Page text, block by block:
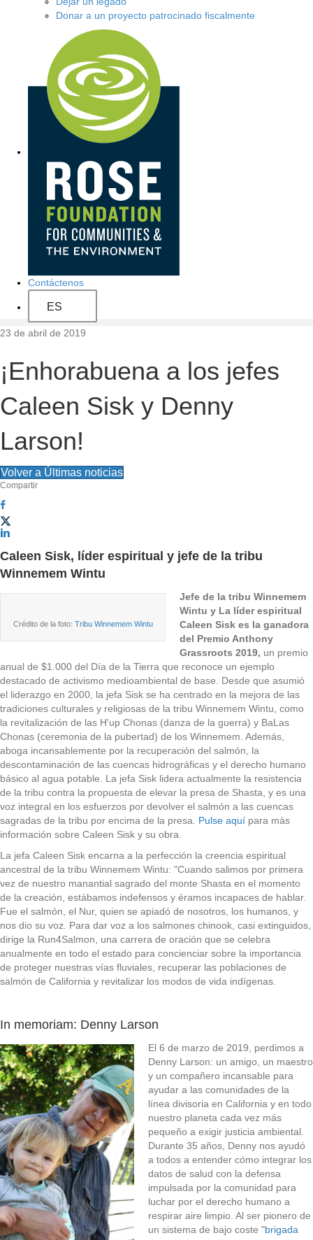
Donar a un proyecto patrocinado fiscalmente
d
e
l
i
t
i
o
Contáctenos
ES
23 de abril de 2019
¡Enhorabuena a los jefes
Caleen Sisk y Denny
Larson!
Volver a Últimas noticias
Compartir
Caleen Sisk, líder espiritual y jefe de la tribu
Winnemem Wintu
Crédito de la foto: Tribu Winnemem Wintu
Jefe de la tribu Winnemem
Wintu y La líder espiritual
Caleen Sisk es la ganadora
del Premio Anthony
Grassroots 2019, un premio
anual de $1.000 del Día de la Tierra que reconoce un ejemplo
destacado de activismo medioambiental de base. Desde que asumió
el liderazgo en 2000, la jefa Sisk se ha centrado en la mejora de las
tradiciones culturales y religiosas de la tribu Winnemem Wintu, como
la revitalización de las H'up Chonas (danza de la guerra) y BaLas
Chonas (ceremonia de la pubertad) de los Winnemem. Además,
aboga incansablemente por la recuperación del salmón, la
descontaminación de las cuencas hidrográficas y el derecho humano
básico al agua potable. La jefa Sisk lidera actualmente la resistencia
de la tribu contra la propuesta de elevar la presa de Shasta, y es una
voz integral en los esfuerzos por devolver el salmón a las cuencas
sagradas de la tribu por encima de la presa. Pulse aquí para más
información sobre Caleen Sisk y su obra.
La jefa Caleen Sisk encarna a la perfección la creencia espiritual
ancestral de la tribu Winnemem Wintu: "Cuando salimos por primera
vez de nuestro manantial sagrado del monte Shasta en el momento
de la creación, estábamos indefensos y éramos incapaces de hablar.
Fue el salmón, el Nur, quien se apiadó de nosotros, los humanos, y
nos dio su voz. Para dar voz a los salmones chinook, casi extinguidos,
dirige la Run4Salmon, una carrera de oración que se celebra
anualmente en todo el estado para concienciar sobre la importancia
de proteger nuestras vías fluviales, recuperar las poblaciones de
salmón de California y revitalizar los modos de vida indígenas.
In memoriam: Denny Larson
El 6 de marzo de 2019, perdimos a
Denny Larson: un amigo, un maestro
y un compañero incansable para
ayudar a las comunidades de la
línea divisoria en California y en todo
nuestro planeta cada vez más
pequeño a exigir justicia ambiental.
Durante 35 años, Denny nos ayudó
a todos a entender cómo integrar los
datos de salud con la defensa
impulsada por la comunidad para
luchar por el derecho humano a
respirar aire limpio. Al ser pionero de
un sistema de bajo coste "brigada